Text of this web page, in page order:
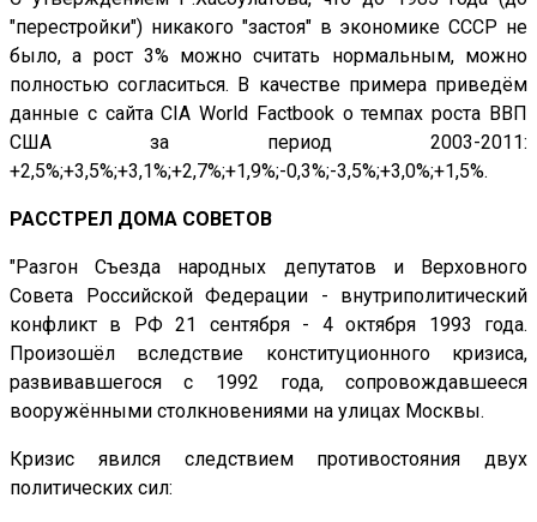
"перестройки") никакого "застоя" в экономике СССР не
было, а рост 3% можно считать нормальным, можно
полностью согласиться. В качестве примера приведём
данные с сайта CIA World Factbook о темпах роста ВВП
США за период 2003-2011:
+2,5%;+3,5%;+3,1%;+2,7%;+1,9%;-0,3%;-3,5%;+3,0%;+1,5%.
РАССТРЕЛ ДОМА СОВЕТОВ
"Разгон Съезда народных депутатов и Верховного
Совета Российской Федерации - внутриполитический
конфликт в РФ 21 сентября - 4 октября 1993 года.
Произошёл вследствие конституционного кризиса,
развивавшегося с 1992 года, сопровождавшееся
вооружёнными столкновениями на улицах Москвы.
Кризис явился следствием противостояния двух
политических сил: